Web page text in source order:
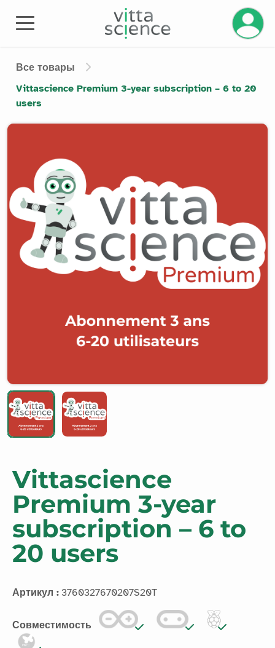
Все товары
Vittascience Premium 3-year subscription – 6 to 20
users
Product image slider
Vittascience
Premium 3-year
subscription – 6 to
20 users
Артикул : 3760327670207S20T
Совместимость